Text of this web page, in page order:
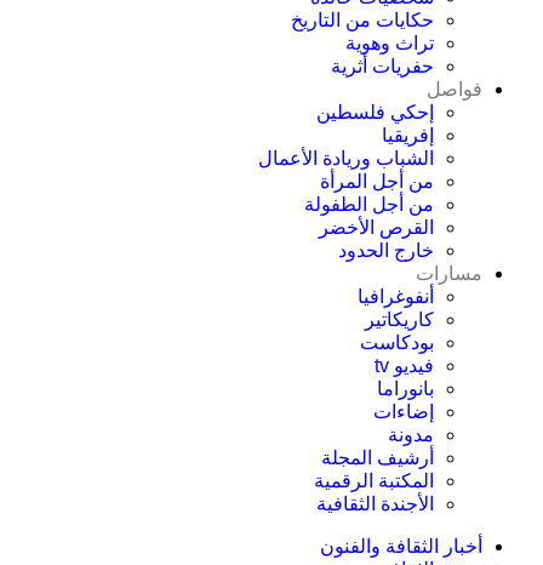
حكايات من التاريخ
تراث وهوية
حفريات أثرية
فواصل
إحكي فلسطين
إفريقيا
الشباب وريادة الأعمال
من أجل المرأة
من أجل الطفولة
القرص الأخضر
خارج الحدود
مسارات
أنفوغرافيا
كاريكاتير
بودكاست
فيديو tv
بانوراما
إضاءات
مدونة
أرشيف المجلة
المكتبة الرقمية
الأجندة الثقافية
أخبار الثقافة والفنون